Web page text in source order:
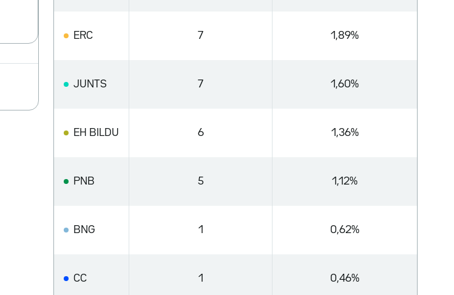
ERC 7 1,89%
JUNTS 7 1,60%
EH BILDU 6 1,36%
PNB 5 1,12%
BNG 1 0,62%
CC 1 0,46%